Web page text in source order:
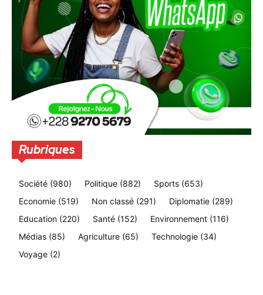
Rubriques
Société (980) Politique (882) Sports (653)
Economie (519) Non classé (291) Diplomatie (289)
Education (220) Santé (152) Environnement (116)
Médias (85) Agriculture (65) Technologie (34)
Voyage (2)